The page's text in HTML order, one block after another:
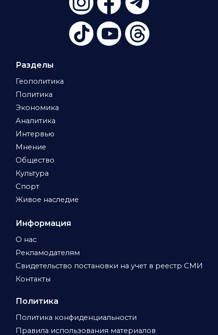
Разделы
Геополитика
Политика
Экономика
Аналитика
Интервью
Мнение
Общество
Культура
Спорт
Живое наследие
Информация
О нас
Рекламодателям
Свидетельство постановки на учет в реестр СМИ
Контакты
Политика
Политика конфиденциальности
Правила использования материалов